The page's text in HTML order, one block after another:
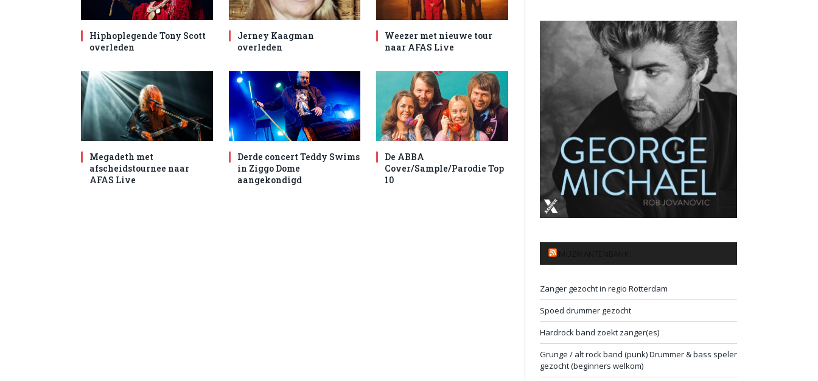
Hiphoplegende Tony Scott
overleden
Jerney Kaagman
overleden
Weezer met nieuwe tour
naar AFAS Live
Megadeth met
afscheidstournee naar
AFAS Live
Derde concert Teddy Swims
in Ziggo Dome
aangekondigd
De ABBA
Cover/Sample/Parodie Top
10
Zanger gezocht in regio Rotterdam
Spoed drummer gezocht
Hardrock band zoekt zanger(es)
Grunge / alt rock band (punk) Drummer & bass speler
gezocht (beginners welkom)